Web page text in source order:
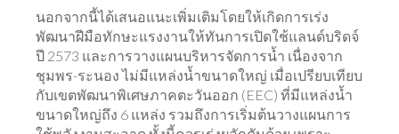
นอกจากนี้ได้เสนอแนะเพิ่มเติมโดยให้เกิดการเร่ง
พัฒนาฝีมือทักษะแรงงานให้ทันการเปิดใช้แลนด์บริดจ์
ปี 2573 และการวางแผนบริหารจัดการน้ำ เนื่องจาก
ชุมพร-ระนอง ไม่มีแหล่งน้ำขนาดใหญ่ เมื่อเปรียบเทียบ
กับเขตพัฒนาพิเศษภาคตะวันออก (EEC) ที่มีแหล่งน้ำ
ขนาดใหญ่ถึง 6 แหล่ง รวมถึงการเริ่มต้นวางแผนการ